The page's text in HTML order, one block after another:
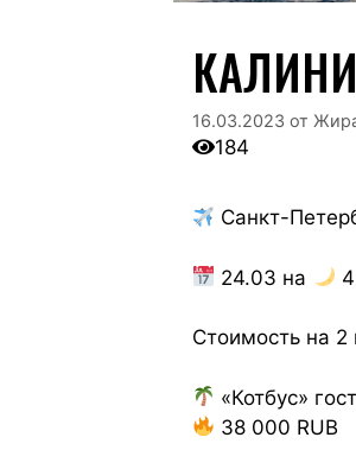
16.03.2023 от
184
Санкт-
24.03 на
Стоимость на 2
«Котбус»
38 000 RUB